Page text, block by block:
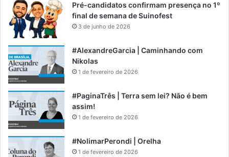
Pré-candidatos confirmam presença no 1º
final de semana de Suinofest
3 de junho de 2026
#AlexandreGarcia | Caminhando com
Nikolas
1 de fevereiro de 2026
#PaginaTrês | Terra sem lei? Não é bem
assim!
1 de fevereiro de 2026
#NolimarPerondi | Orelha
1 de fevereiro de 2026